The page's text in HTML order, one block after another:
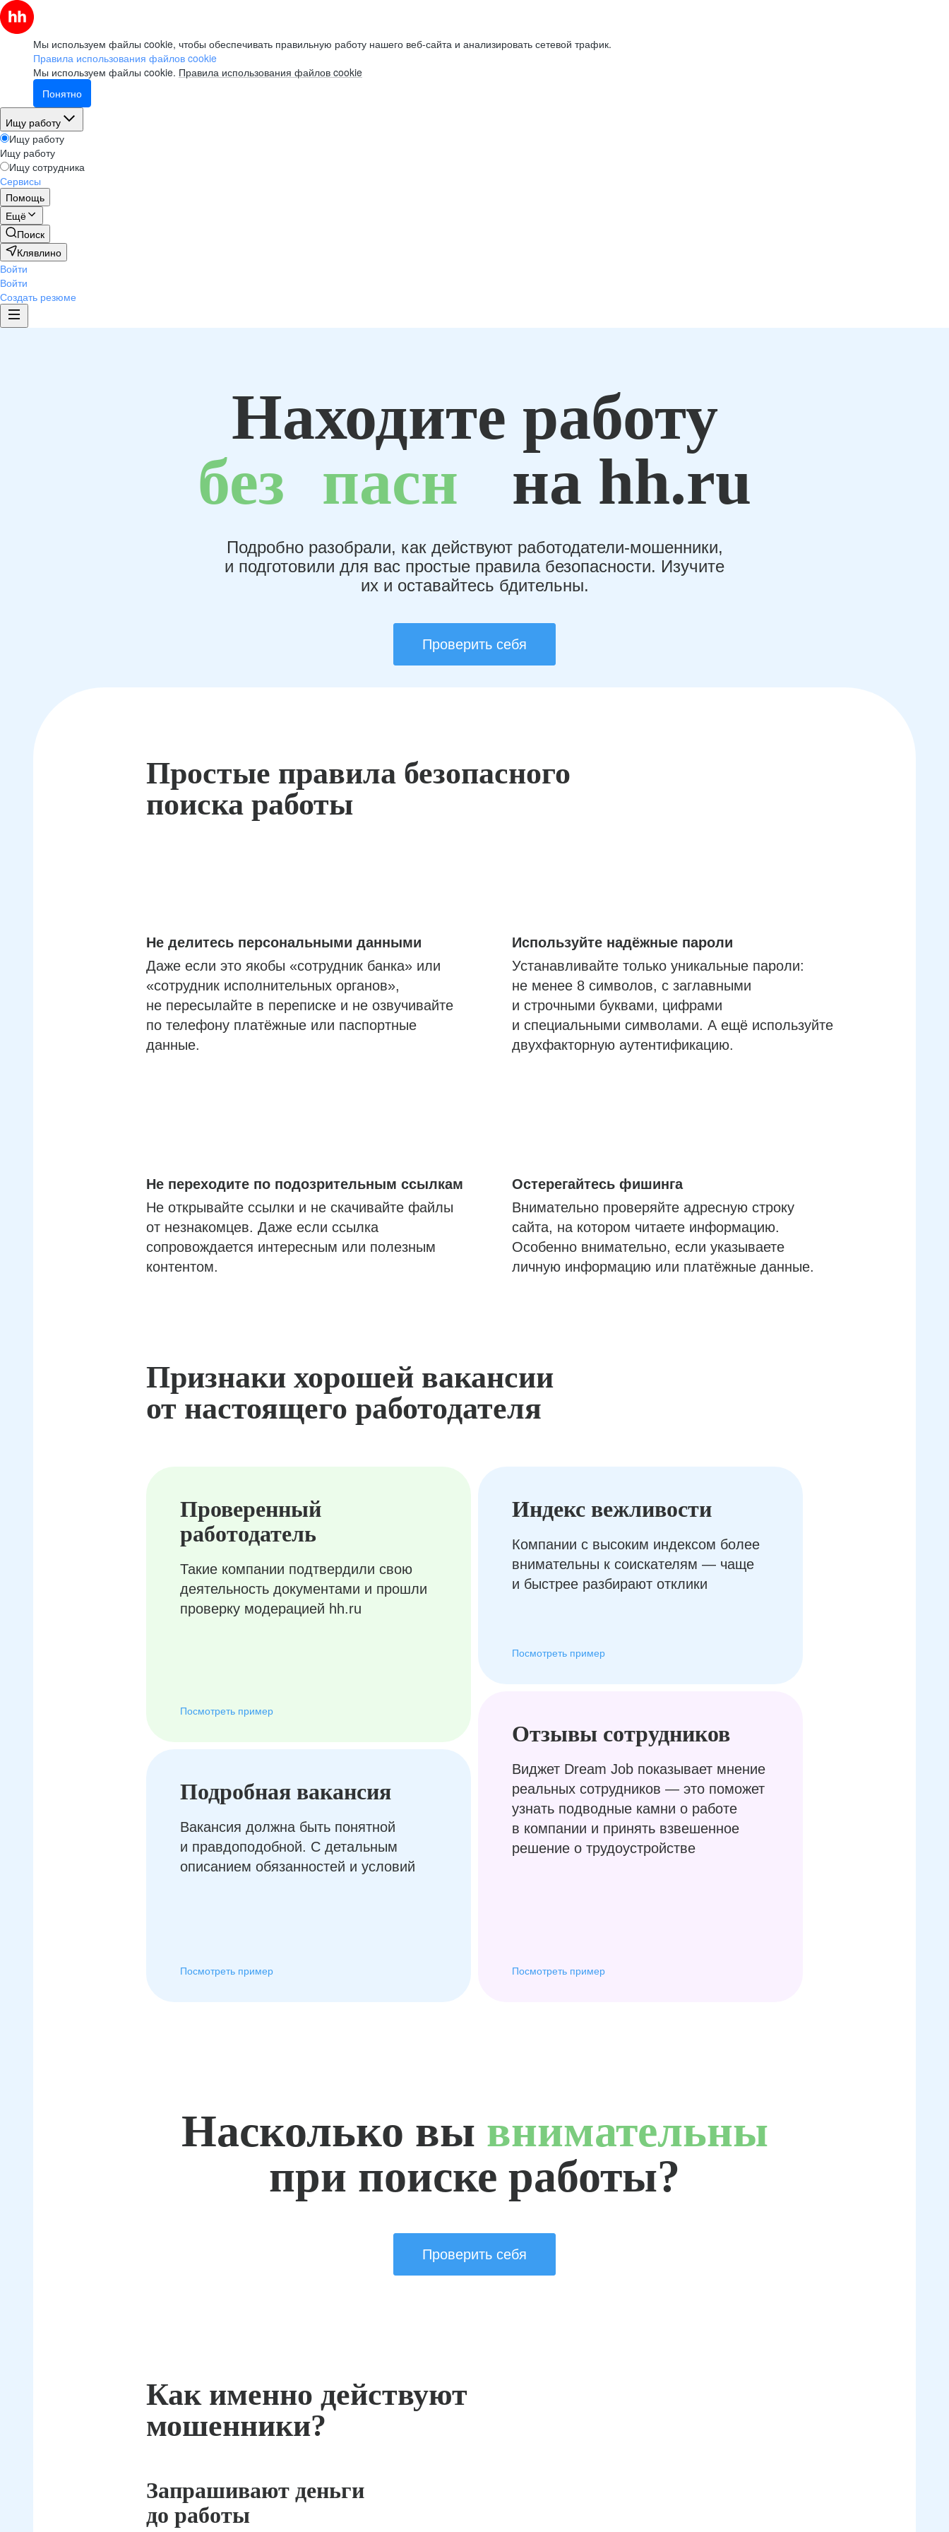
Мы используем файлы cookie, чтобы обеспечивать правильную работу нашего веб-сайта и анализировать сетевой трафик.
Правила использования файлов cookie
Мы используем файлы cookie. Правила использования файлов cookie
Понятно
Ищу работу
Ищу работу
Ищу работу
Ищу сотрудника
Сервисы
Помощь
Ещё
Поиск
Клявлино
Войти
Войти
Создать резюме
Находите работу
без пасн на hh.ru
Подробно разобрали, как действуют работодатели-мошенники,
и подготовили для вас простые правила безопасности. Изучите
их и оставайтесь бдительны.
Проверить себя
Простые правила безопасного
поиска работы
Не делитесь персональными данными
Даже если это якобы «сотрудник банка» или
«сотрудник исполнительных органов»,
не пересылайте в переписке и не озвучивайте
по телефону платёжные или паспортные
данные.
Используйте надёжные пароли
Устанавливайте только уникальные пароли:
не менее 8 символов, с заглавными
и строчными буквами, цифрами
и специальными символами. А ещё используйте
двухфакторную аутентификацию.
Не переходите по подозрительным ссылкам
Не открывайте ссылки и не скачивайте файлы
от незнакомцев. Даже если ссылка
сопровождается интересным или полезным
контентом.
Остерегайтесь фишинга
Внимательно проверяйте адресную строку
сайта, на котором читаете информацию.
Особенно внимательно, если указываете
личную информацию или платёжные данные.
Признаки хорошей вакансии
от настоящего работодателя
Проверенный
работодатель
Такие компании подтвердили свою
деятельность документами и прошли
проверку модерацией hh.ru
Посмотреть пример
Подробная вакансия
Вакансия должна быть понятной
и правдоподобной. С детальным
описанием обязанностей и условий
Посмотреть пример
Отзывы сотрудников
Виджет Dream Job показывает мнение
реальных сотрудников — это поможет
узнать подводные камни о работе
в компании и принять взвешенное
решение о трудоустройстве
Посмотреть пример
Индекс вежливости
Компании с высоким индексом более
внимательны к соискателям — чаще
и быстрее разбирают отклики
Посмотреть пример
Насколько вы внимательны
при поиске работы?
Проверить себя
Как именно действуют
мошенники?
Запрашивают деньги
до работы